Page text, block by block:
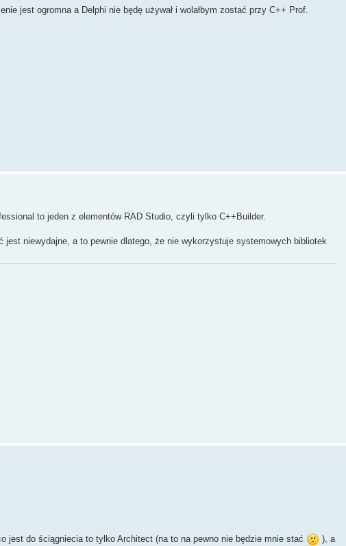
jest ogromna a Delphi nie będę używał i wolałbym zostać przy C++ Prof.
to jeden z elementów RAD Studio, czyli tylko C++Builder.
niewydajne, a to pewnie dlatego, że nie wykorzystuje systemowych bibliotek
jest do ściągniecia to tylko Architect (na to na pewno nie będzie mnie stać
), a